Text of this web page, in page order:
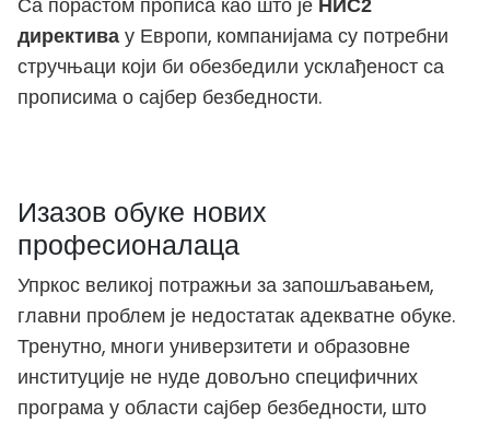
Са порастом прописа као што је НИС2
директива у Европи, компанијама су потребни
стручњаци који би обезбедили усклађеност са
прописима о сајбер безбедности.
Изазов обуке нових
професионалаца
Упркос великој потражњи за запошљавањем,
главни проблем је недостатак адекватне обуке.
Тренутно, многи универзитети и образовне
институције не нуде довољно специфичних
програма у области сајбер безбедности, што